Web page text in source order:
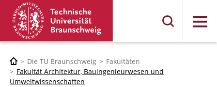
Menü
Die TU Braunschweig
Fakultäten
Fakultät Architektur, Bauingenieurwesen und
Umweltwissenschaften